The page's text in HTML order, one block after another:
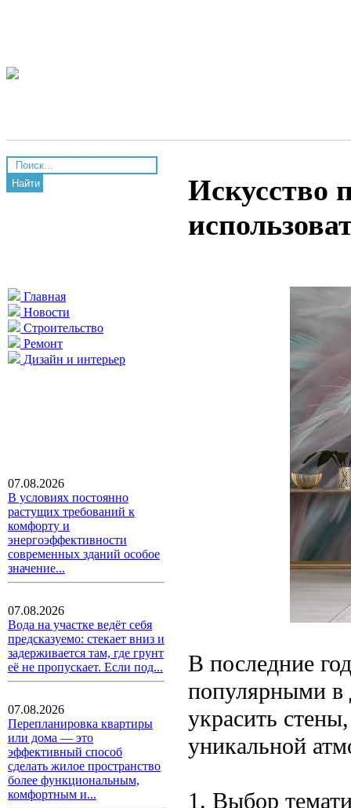
Найти
Главная
Новости
Строительство
Ремонт
Дизайн и интерьер
07.08.2026
В условиях постоянно
растущих требований к
комфорту и
энергоэффективности
современных зданий особое
значение...
07.08.2026
Вода на участке ведёт себя
предсказуемо: стекает вниз и
задерживается там, где грунт
её не пропускает. Если под...
07.08.2026
Перепланировка квартиры
или дома — это
эффективный способ
сделать жилое пространство
более функциональным,
комфортным и...
Искусство
В последние
популярными в
украсить
уникальной
1. Выбор